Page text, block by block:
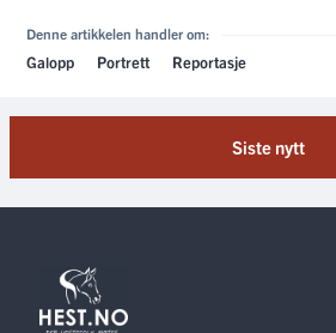
Denne artikkelen handler om:
Galopp Portrett Reportasje
Siste nytt